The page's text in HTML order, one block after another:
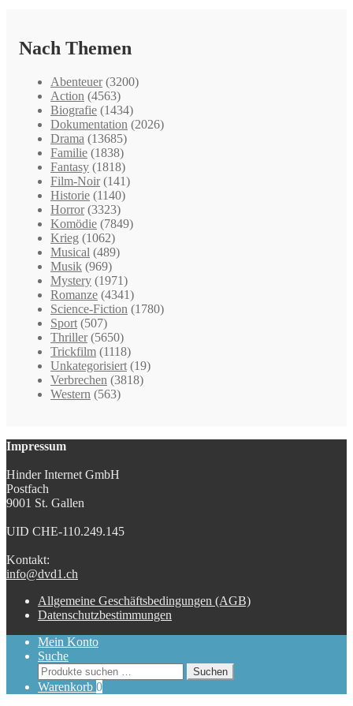
Nach Themen
Abenteuer (3200)
Action (4563)
Biografie (1434)
Dokumentation (2026)
Drama (13685)
Familie (1838)
Fantasy (1818)
Film-Noir (141)
Historie (1140)
Horror (3323)
Komödie (7849)
Krieg (1062)
Musical (489)
Musik (969)
Mystery (1971)
Romanze (4341)
Science-Fiction (1780)
Sport (507)
Thriller (5650)
Trickfilm (1118)
Unkategorisiert (19)
Verbrechen (3818)
Western (563)
Impressum
Hinder Internet GmbH
Postfach
9001 St. Gallen
UID CHE-110.249.145
Kontakt:
info@dvd1.ch
Allgemeine Geschäftsbedingungen (AGB)
Datenschutzbestimmungen
Mein Konto
Suche
Suchen
nach:
Suchen
Warenkorb 0